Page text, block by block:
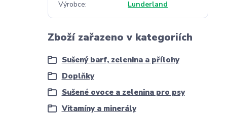
Výrobce Lunderland
Zboží zařazeno v kategoriích
Sušený barf, zelenina a přílohy
Doplňky
Sušené ovoce a zelenina pro psy
Vitamíny a minerály